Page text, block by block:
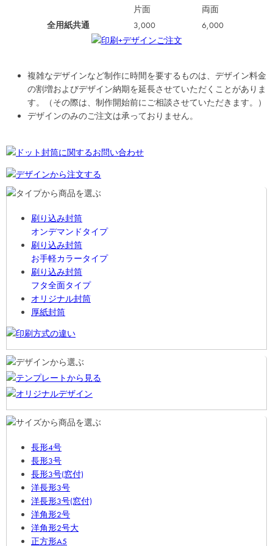
片面
両面
全用紙共通
3,000 6,000
複雑なデザインなど制作に時間を要するものは、デザイン料金
の割増およびデザイン納期を延長させていただくことがありま
す。（その際は、制作開始前にご相談させていただきます。）
デザインのみのご注文は承っておりません。
刷り込み封筒
オンデマンドタイプ
刷り込み封筒
お手軽カラータイプ
刷り込み封筒
フタ全面タイプ
オリジナル封筒
厚紙封筒
長形4号
長形3号
長形3号(窓付)
洋長形3号
洋長形3号(窓付)
洋角形2号
洋角形2号大
正方形A5